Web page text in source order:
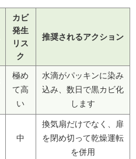
カビ
発生
リス
ク
推奨されるアクション
極め
て高
い
水滴がパッキンに染み
込み、数日で黒カビ化
します
中
換気扇だけでなく、扉
を閉め切って乾燥運転
を併用